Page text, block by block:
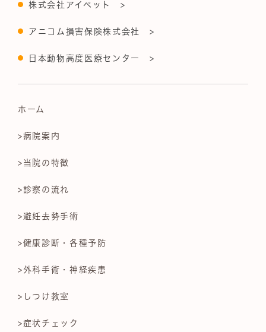
株式会社アイペット >
アニコム損害保険株式会社 >
日本動物高度医療センター >
ホーム
>病院案内
>当院の特徴
>診察の流れ
>避妊去勢手術
>健康診断・各種予防
>外科手術・神経疾患
>しつけ教室
>症状チェック